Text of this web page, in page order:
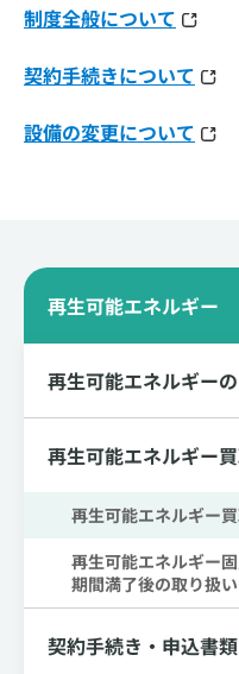
制度全般について
契約手続きについて
設備の変更について
再生可能エネルギー
再生可能エネルギー
再生可能エネルギー
再生可能エネルギー
再生可能エネルギー
期間満了後の取り扱
契約手続き・申込書類